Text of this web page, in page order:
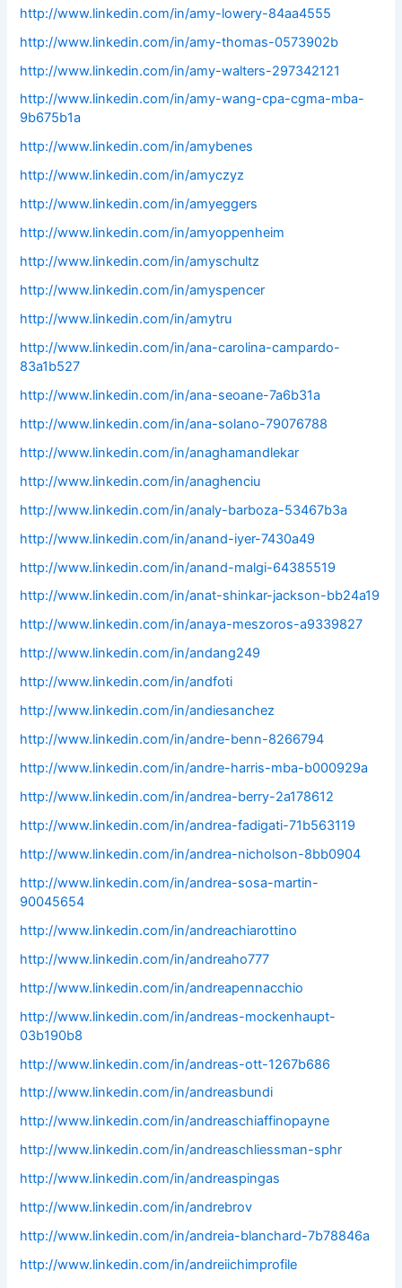
http://www.linkedin.com/in/amy-lowery-84aa4555
http://www.linkedin.com/in/amy-thomas-0573902b
http://www.linkedin.com/in/amy-walters-297342121
http://www.linkedin.com/in/amy-wang-cpa-cgma-mba-
9b675b1a
http://www.linkedin.com/in/amybenes
http://www.linkedin.com/in/amyczyz
http://www.linkedin.com/in/amyeggers
http://www.linkedin.com/in/amyoppenheim
http://www.linkedin.com/in/amyschultz
http://www.linkedin.com/in/amyspencer
http://www.linkedin.com/in/amytru
http://www.linkedin.com/in/ana-carolina-campardo-
83a1b527
http://www.linkedin.com/in/ana-seoane-7a6b31a
http://www.linkedin.com/in/ana-solano-79076788
http://www.linkedin.com/in/anaghamandlekar
http://www.linkedin.com/in/anaghenciu
http://www.linkedin.com/in/analy-barboza-53467b3a
http://www.linkedin.com/in/anand-iyer-7430a49
http://www.linkedin.com/in/anand-malgi-64385519
http://www.linkedin.com/in/anat-shinkar-jackson-bb24a19
http://www.linkedin.com/in/anaya-meszoros-a9339827
http://www.linkedin.com/in/andang249
http://www.linkedin.com/in/andfoti
http://www.linkedin.com/in/andiesanchez
http://www.linkedin.com/in/andre-benn-8266794
http://www.linkedin.com/in/andre-harris-mba-b000929a
http://www.linkedin.com/in/andrea-berry-2a178612
http://www.linkedin.com/in/andrea-fadigati-71b563119
http://www.linkedin.com/in/andrea-nicholson-8bb0904
http://www.linkedin.com/in/andrea-sosa-martin-
90045654
http://www.linkedin.com/in/andreachiarottino
http://www.linkedin.com/in/andreaho777
http://www.linkedin.com/in/andreapennacchio
http://www.linkedin.com/in/andreas-mockenhaupt-
03b190b8
http://www.linkedin.com/in/andreas-ott-1267b686
http://www.linkedin.com/in/andreasbundi
http://www.linkedin.com/in/andreaschiaffinopayne
http://www.linkedin.com/in/andreaschliessman-sphr
http://www.linkedin.com/in/andreaspingas
http://www.linkedin.com/in/andrebrov
http://www.linkedin.com/in/andreia-blanchard-7b78846a
http://www.linkedin.com/in/andreiichimprofile